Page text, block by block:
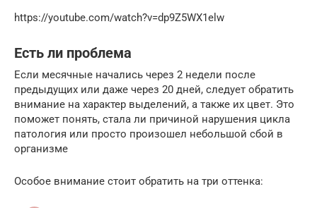
https://youtube.com/watch?v=dp9Z5WX1elw
Есть ли проблема
Если месячные начались через 2 недели после
предыдущих или даже через 20 дней, следует обратить
внимание на характер выделений, а также их цвет. Это
поможет понять, стала ли причиной нарушения цикла
патология или просто произошел небольшой сбой в
организме
Особое внимание стоит обратить на три оттенка: